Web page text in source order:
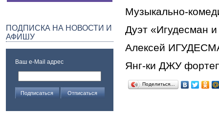
ПОДПИСКА НА НОВОСТИ И
АФИШУ
Ваш e-Mail адрес
Музыкально-
Дуэт «Игудесман
Алексей
Янг-ки ДЖУ
Поделиться…